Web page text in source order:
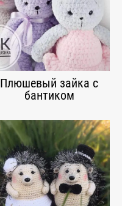
Плюшевый зайка с
бантиком